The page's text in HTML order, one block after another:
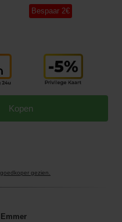
Bespaar 2€
Kopen
gezien.